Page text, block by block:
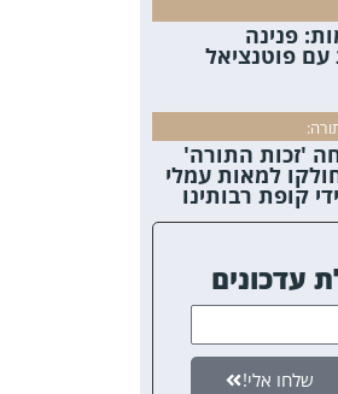
פנינה
עם פוטנציאל
'זכות התורה'
למאות עמלי
קופת רבותינו
עדכונים
שלחו אלי!